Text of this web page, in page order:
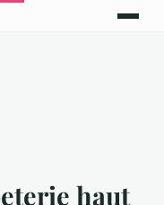
haut